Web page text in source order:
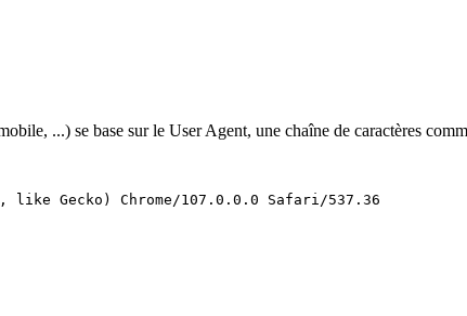
...) se base sur le User Agent, une chaîne de caractères
like Gecko) Chrome/107.0.0.0 Safari/537.36